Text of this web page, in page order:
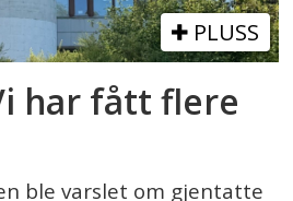
PLUSS
har fått flere
ble varslet om gjentatte